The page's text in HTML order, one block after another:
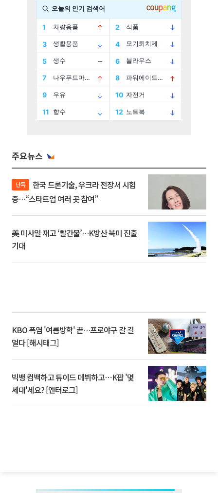
주요뉴스
단독
중…“스타트업 여러 곳 참여”
美 미사일 재고 ‘빨간불’…K방산 북미 진출
기대
KBO 폭염 '여름방학' 끝…프로야구 갈 길
멀다 [해시태그]
빅뱅 컴백하고 튜이드 데뷔하고⋯K팝 '몇
세대'세요? [엔터로그]